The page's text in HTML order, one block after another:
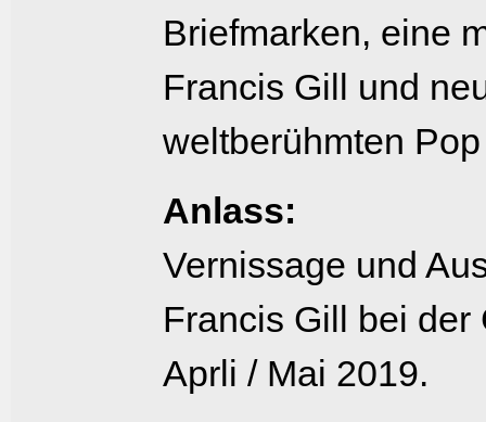
Briefmarken, eine
Francis Gill und
weltberühmten
Anlass:
Vernissage und
Francis Gill bei
Aprli / Mai 2019.